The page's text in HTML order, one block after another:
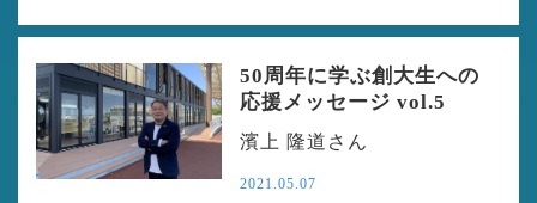
50周年に学ぶ創大生への
応援メッセージ vol.5
濱上 隆道さん
2021.05.07